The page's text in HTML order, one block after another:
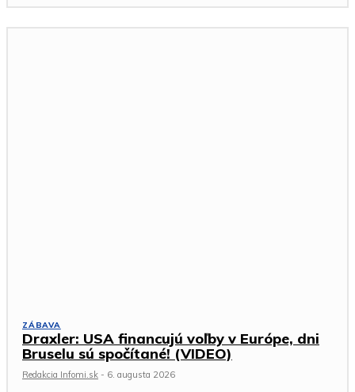
ZÁBAVA
Draxler: USA financujú voľby v Európe, dni
Bruselu sú spočítané! (VIDEO)
Redakcia Infomi.sk - 6. augusta 2026